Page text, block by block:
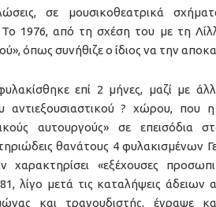
σε μουσικοθεατρικά
1976, από τη σχέση του με τη
όπως συνήθιζε ο ίδιος να την
επί 2 μήνες, μαζί με
αντιεξουσιαστικού ? χώρου, που
αυτουργούς» σε επεισόδια
θανάτους 4
χαρακτηρίσει «εξέχουσες
λίγο μετά τις καταλήψεις άδειων
και τραγουδιστής, έγραψε